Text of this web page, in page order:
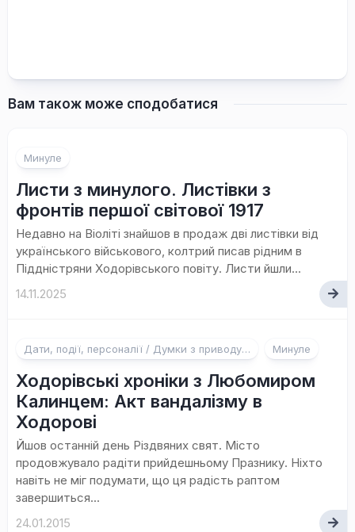
Вам також може сподобатися
Минуле
Листи з минулого. Листівки з
фронтів першої світової 1917
Недавно на Віоліті знайшов в продаж дві листівки від
українського військового, колтрий писав рідним в
Піддністряни Ходорівського повіту. Листи йшли...
14.11.2025
Дати, події, персоналії / Думки з приводу… Минуле
Ходорівські хроніки з Любомиром
Калинцем: Акт вандалізму в
Ходорові
Йшов останній день Різдвяних свят. Місто
продовжувало радіти прийдешньому Празнику. Ніхто
навіть не міг подумати, що ця радість раптом
завершиться...
24.01.2015